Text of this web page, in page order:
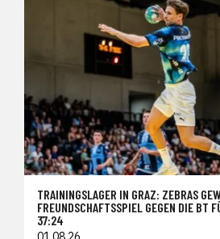
TRAININGSLAGER IN GRAZ: ZEBRAS
FREUNDSCHAFTSSPIEL GEGEN DIE BT
37:24